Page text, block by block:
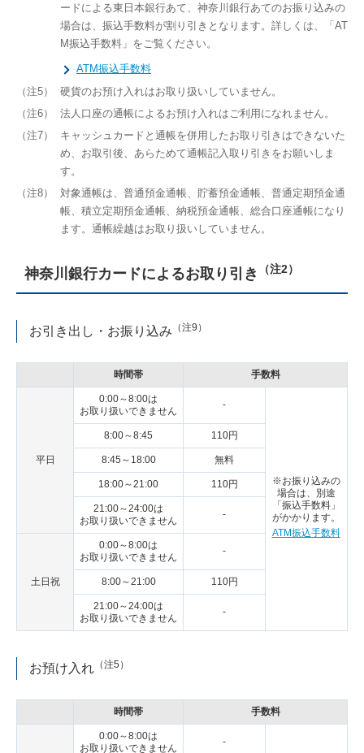
ードによる東日本銀行あて、神奈川銀行あてのお振り込みの
場合は、振込手数料が割り引きとなります。詳しくは、「AT
M振込手数料」をご覧ください。
ATM振込手数料
（注5）
硬貨のお預け入れはお取り扱いしていません。
（注6）
法人口座の通帳によるお預け入れはご利用になれません。
（注7）
キャッシュカードと通帳を併用したお取り引きはできないた
め、お取引後、あらためて通帳記入取り引きをお願いしま
す。
（注8）
対象通帳は、普通預金通帳、貯蓄預金通帳、普通定期預金通
帳、積立定期預金通帳、納税預金通帳、総合口座通帳になり
ます。通帳繰越はお取り扱いしていません。
神奈川銀行カードによるお取り引き （注2）
お引き出し・お振り込み （注9）
時間帯 手数料
平日
0:00～8:00は
お取り扱いできません
-
※お振り込みの
場合は、別途
「振込手数料」
がかかります。
ATM振込手数料
8:00～8:45 110円
8:45～18:00 無料
18:00～21:00 110円
21:00～24:00は
お取り扱いできません
-
土日祝
0:00～8:00は
お取り扱いできません
-
8:00～21:00 110円
21:00～24:00は
お取り扱いできません
-
お預け入れ （注5）
時間帯 手数料
0:00～8:00は
お取り扱いできません
-